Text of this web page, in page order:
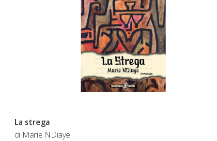
La strega
di Marie NDiaye